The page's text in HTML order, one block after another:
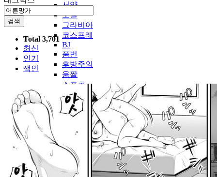
서양
모델
그라비아
코스프레
BJ
품번
후방주의
움짤
스포츠
기타
야썰
고객센터
공지&이벤트
공지
1:1문의
광고문의
검색
Total 3,701
최신
인기
색인